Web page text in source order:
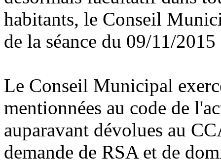
habitants, le Conseil
de la séance du 09/11/
Le Conseil Municipal
mentionnées au code de
auparavant dévolues au
demande de RSA et de